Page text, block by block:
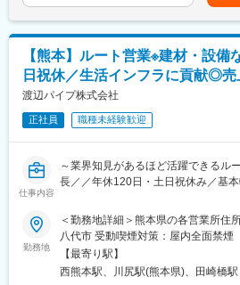
し、国内外で農業の発展を支えてい
・5,000億円規模のビジネス展開を
1,000億円以上伸ばした実績がありま
・全国628カ所の営業所で5,606名の
たネットワークで、地域に最適な営
■充実した福利厚生
・借上社宅制度：入社後10年まで、
万円まで）、家族同居者は月額1万
・退職金制度：職務等級、勤続年数
せ制度です。※モデルケースで1500万
・有給：最高付与日数20日／有給取
■当社の魅力
◎当社はカップラーメンの包装、レ
シャンプーの詰め替え容器など私た
◎技術力と品質の高さが評価され、
た取引実績があります。海外大手企
で、韓国・中国を中心とした海外市
【熊本】ルート営業※建材・設
日祝休／生活インフラに貢献◎
渡辺パイプ株式会社
正社員 職種未経験歓迎
仕事内容
～業界知見があるほど活躍できるル
長／／年休120日・土日祝休み／基
■業務内容：
同社は、上下水道・住宅設備・建材
野を支える専門商社です。
同ポジションは、建設・設備業界で
る、建設・設備工事に必要な商材の
勤務地
＜勤務地詳細＞熊本県の各営業所住
八代市 受動喫煙対策：屋内全面禁煙
【最寄り駅】
西熊本駅、川尻駅(熊本県)、田崎橋駅